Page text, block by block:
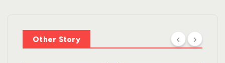
Other Story
волос
против
DewalЩетк